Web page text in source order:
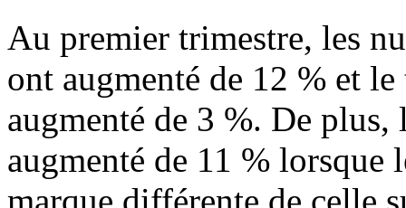
Au premier trimestre, les
ont augmenté de 12 % et
augmenté de 3 %. De
augmenté de 11 % lorsque
marque différente de celle